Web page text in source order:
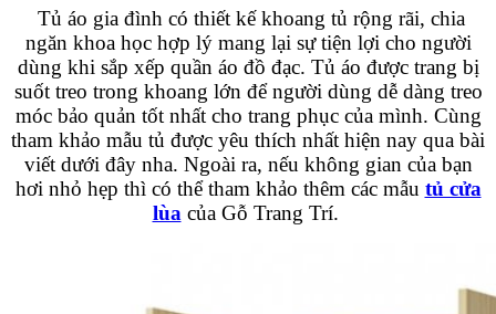
Tủ áo gia đình có thiết kế khoang tủ rộng rãi, chia
ngăn khoa học hợp lý mang lại sự tiện lợi cho người
dùng khi sắp xếp quần áo đồ đạc. Tủ áo được trang bị
suốt treo trong khoang lớn để người dùng dễ dàng treo
móc bảo quản tốt nhất cho trang phục của mình. Cùng
tham khảo mẫu tủ được yêu thích nhất hiện nay qua bài
viết dưới đây nha. Ngoài ra, nếu không gian của bạn
hơi nhỏ hẹp thì có thể tham khảo thêm các mẫu tủ cửa
lùa của Gỗ Trang Trí.